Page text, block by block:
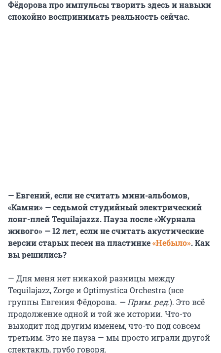
Фёдорова про импульсы творить здесь и навыки
спокойно воспринимать реальность сейчас.
— Евгений, если не считать мини-альбомов,
«Камни» — седьмой студийный электрический
лонг-плейTequilajazzz. Пауза после «Журнала
живого» — 12 лет, если не считать акустические
версии старых песен на пластинке«Небыло». Как
вы решились?
— Для меня нет никакой разницы между
Tequilajazz, Zorge и Optimystica Orchestra (все
группы Евгения Фёдорова. — Прим. ред.). Это всё
продолжение одной и той же истории. Что-то
выходит под другим именем, что-то под совсем
третьим. Это не пауза — мы просто играли другой
спектакль, грубо говоря.